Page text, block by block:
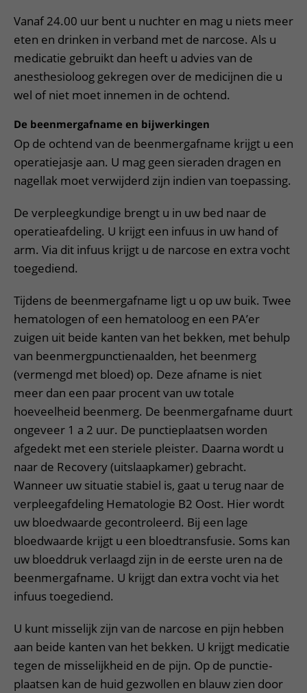
Vanaf 24.00 uur bent u nuchter en mag u niets meer
eten en drinken in verband met de narcose. Als u
medicatie gebruikt dan heeft u advies van de
anesthesioloog gekregen over de medicijnen die u
wel of niet moet innemen in de ochtend.
De beenmergafname en bijwerkingen
Op de ochtend van de beenmergafname krijgt u een
operatiejasje aan. U mag geen sieraden dragen en
nagellak moet verwijderd zijn indien van toepassing.
De verpleegkundige brengt u in uw bed naar de
operatieafdeling. U krijgt een infuus in uw hand of
arm. Via dit infuus krijgt u de narcose en extra vocht
toegediend.
Tijdens de beenmergafname ligt u op uw buik. Twee
hematologen of een hematoloog en een PA’er
zuigen uit beide kanten van het bekken, met behulp
van beenmergpunctienaalden, het beenmerg
(vermengd met bloed) op. Deze afname is niet
meer dan een paar procent van uw totale
hoeveelheid beenmerg. De beenmergafname duurt
ongeveer 1 a 2 uur. De punctieplaatsen worden
afgedekt met een steriele pleister. Daarna wordt u
naar de Recovery (uitslaapkamer) gebracht.
Wanneer uw situatie stabiel is, gaat u terug naar de
verpleegafdeling Hematologie B2 Oost. Hier wordt
uw bloedwaarde gecontroleerd. Bij een lage
bloedwaarde krijgt u een bloedtransfusie. Soms kan
uw bloeddruk verlaagd zijn in de eerste uren na de
beenmergafname. U krijgt dan extra vocht via het
infuus toegediend.
U kunt misselijk zijn van de narcose en pijn hebben
aan beide kanten van het bekken. U krijgt medicatie
tegen de misselijkheid en de pijn. Op de punctie-
plaatsen kan de huid gezwollen en blauw zien door